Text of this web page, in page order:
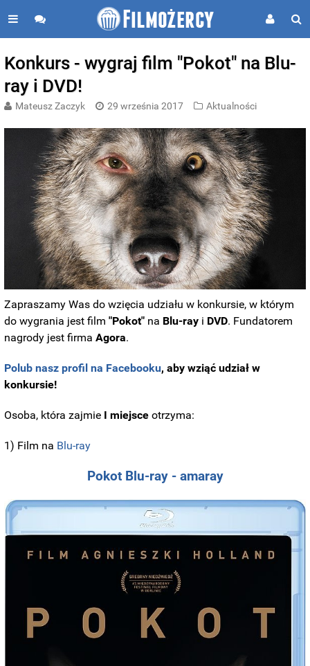
Konkurs - wygraj film "Pokot" na Blu-
ray i DVD!
Mateusz Zaczyk 29 września 2017 Aktualności
Zapraszamy Was do wzięcia udziału w konkursie, w którym
do wygrania jest film"Pokot" na Blu-ray i DVD. Fundatorem
nagrody jest firmaAgora.
Polub nasz profil na Facebooku, aby wziąć udział w
konkursie!
Osoba, która zajmie I miejsce otrzyma:
1) Film na Blu-ray
Pokot Blu-ray - amaray